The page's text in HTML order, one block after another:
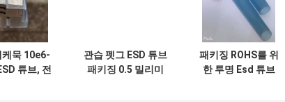
케묵 10e6-
튜브, 전
관습 펫그 ESD 튜브
패키징 0.5 밀리미
패키징 ROHS를 위
한 투명 Esd 튜브